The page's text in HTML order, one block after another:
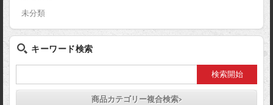
未分類
キーワード検索
商品カテゴリー複合検索>